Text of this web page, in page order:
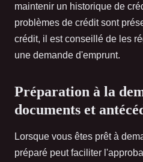
maintenir un historique de
problèmes de crédit sont
crédit, il est conseillé de les
une demande d'emprunt.
Préparation à la
documents et
Lorsque vous êtes prêt à
préparé peut faciliter